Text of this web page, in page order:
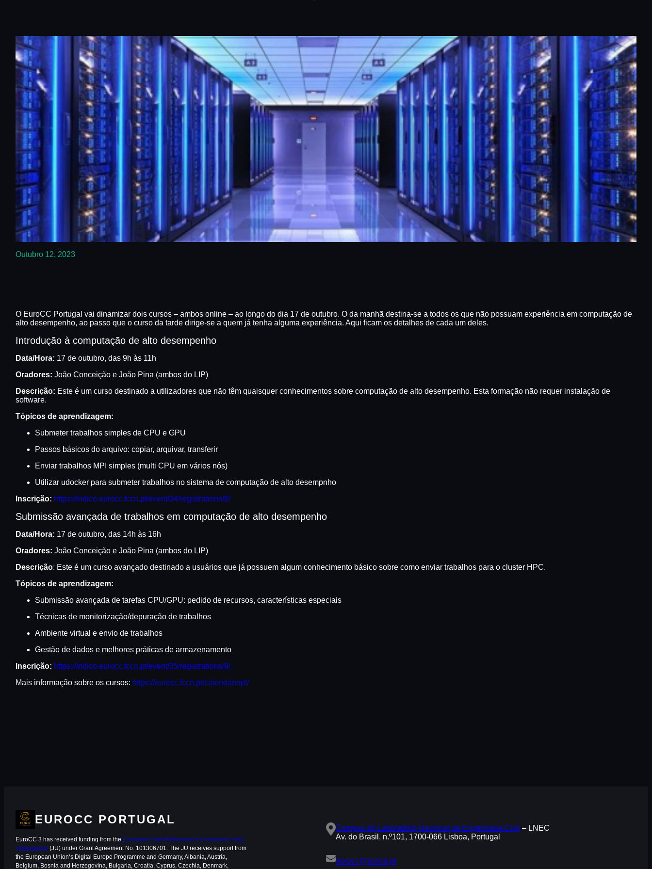
Outubro 12, 2023
O EuroCC Portugal vai dinamizar dois cursos – ambos online – ao longo do dia 17 de outubro. O da manhã destina-se a todos os que não possuam experiência em computação de
alto desempenho, ao passo que o curso da tarde dirige-se a quem já tenha alguma experiência. Aqui ficam os detalhes de cada um deles.
Introdução à computação de alto desempenho
Data/Hora: 17 de outubro, das 9h às 11h
Oradores: João Conceição e João Pina (ambos do LIP)
Descrição: Este é um curso destinado a utilizadores que não têm quaisquer conhecimentos sobre computação de alto desempenho. Esta formação não requer instalação de
software.
Tópicos de aprendizagem:
Submeter trabalhos simples de CPU e GPU
Passos básicos do arquivo: copiar, arquivar, transferir
Enviar trabalhos MPI simples (multi CPU em vários nós)
Utilizar udocker para submeter trabalhos no sistema de computação de alto desempnho
Inscrição: https://indico.eurocc.fccn.pt/event/34/registrations/8/
Submissão avançada de trabalhos em computação de alto desempenho
Data/Hora: 17 de outubro, das 14h às 16h
Oradores: João Conceição e João Pina (ambos do LIP)
Descrição: Este é um curso avançado destinado a usuários que já possuem algum conhecimento básico sobre como enviar trabalhos para o cluster HPC.
Tópicos de aprendizagem:
Submissão avançada de tarefas CPU/GPU: pedido de recursos, características especiais
Técnicas de monitorização/depuração de trabalhos
Ambiente virtual e envio de trabalhos
Gestão de dados e melhores práticas de armazenamento
Inscrição: https://indico.eurocc.fccn.pt/event/35/registrations/9/
Mais informação sobre os cursos: https://eurocc.fccn.pt/calendariopt/
EUROCC PORTUGAL
EuroCC 3 has received funding from the European High-Performance Computing Joint
Undertaking (JU) under Grant Agreement No. 101306701. The JU receives support from
the European Union‘s Digital Europe Programme and Germany, Albania, Austria,
Belgium, Bosnia and Herzegovina, Bulgaria, Croatia, Cyprus, Czechia, Denmark,
Campus do Laboratório Nacional de Engenharia Civil – LNEC
Av. do Brasil, n.º101, 1700-066 Lisboa, Portugal
eurocc@acnca.pt